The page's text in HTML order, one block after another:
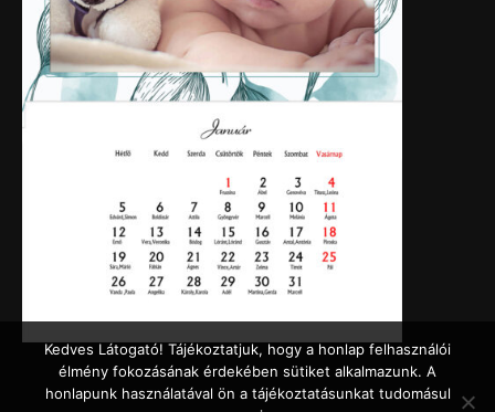
Kedves Látogató! Tájékoztatjuk, hogy a honlap felhasználói
élmény fokozásának érdekében sütiket alkalmazunk. A
honlapunk használatával ön a tájékoztatásunkat tudomásul